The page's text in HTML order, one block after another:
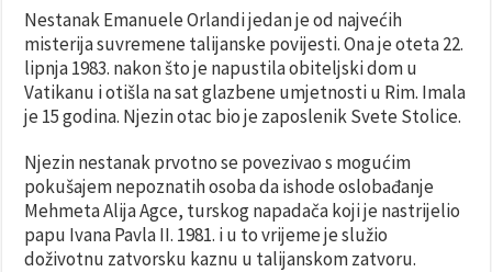
Nestanak Emanuele Orlandi jedan je od najvećih
misterija suvremene talijanske povijesti. Ona je oteta 22.
lipnja 1983. nakon što je napustila obiteljski dom u
Vatikanu i otišla na sat glazbene umjetnosti u Rim. Imala
je 15 godina. Njezin otac bio je zaposlenik Svete Stolice.
Njezin nestanak prvotno se povezivao s mogućim
pokušajem nepoznatih osoba da ishode oslobađanje
Mehmeta Alija Agce, turskog napadača koji je nastrijelio
papu Ivana Pavla II. 1981. i u to vrijeme je služio
doživotnu zatvorsku kaznu u talijanskom zatvoru.